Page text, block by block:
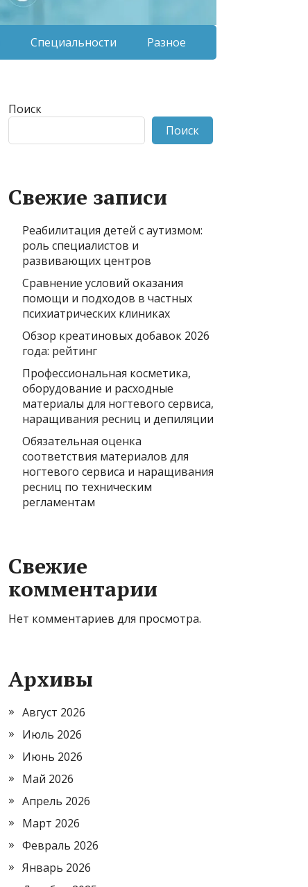
Специальности Разное
Поиск
Поиск
Свежие записи
Реабилитация детей с аутизмом:
роль специалистов и
развивающих центров
Сравнение условий оказания
помощи и подходов в частных
психиатрических клиниках
Обзор креатиновых добавок 2026
года: рейтинг
Профессиональная косметика,
оборудование и расходные
материалы для ногтевого сервиса,
наращивания ресниц и депиляции
Обязательная оценка
соответствия материалов для
ногтевого сервиса и наращивания
ресниц по техническим
регламентам
Свежие
комментарии
Нет комментариев для просмотра.
Архивы
Август 2026
Июль 2026
Июнь 2026
Май 2026
Апрель 2026
Март 2026
Февраль 2026
Январь 2026